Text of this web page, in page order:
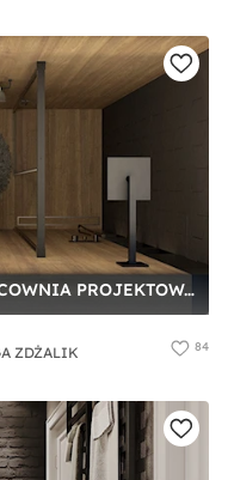
Wąska łazienka - zdjęcie od PRACOWNIA PROJEKTOWA KINGA ZDŻALIK
ZDŻALIK 84